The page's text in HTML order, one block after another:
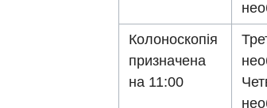
Колоноскопія
призначена
на 11:00